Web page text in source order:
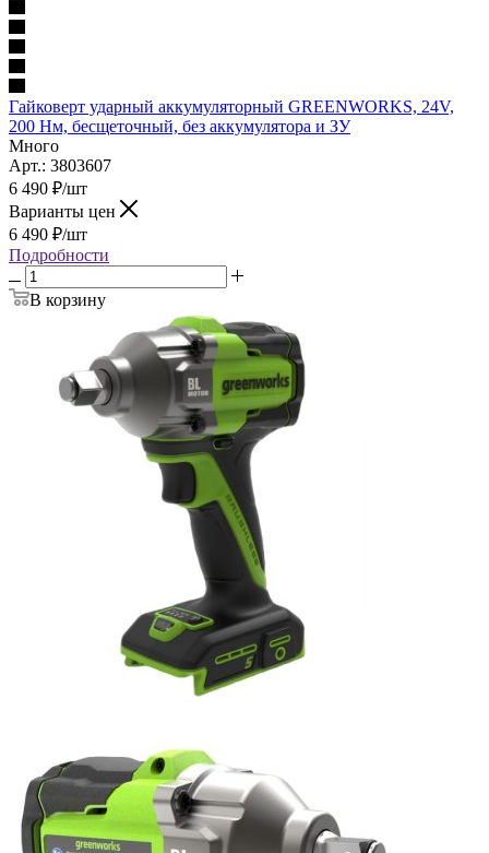
Гайковерт ударный аккумуляторный GREENWORKS, 24V,
200 Нм, бесщеточный, без аккумулятора и ЗУ
Много
Арт.: 3803607
6 490 ₽/шт
Варианты цен
6 490 ₽/шт
Подробности
В корзину